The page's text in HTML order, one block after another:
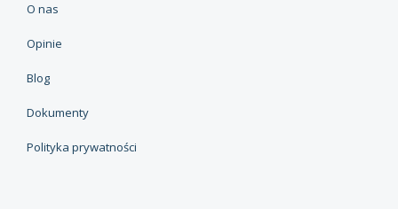
O nas
Opinie
Blog
Dokumenty
Polityka prywatności